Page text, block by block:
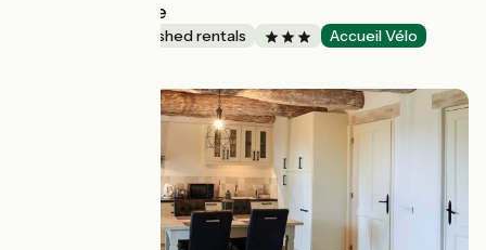
Le Logis de Jade
Lodgings and furnished rentals Accueil Vélo